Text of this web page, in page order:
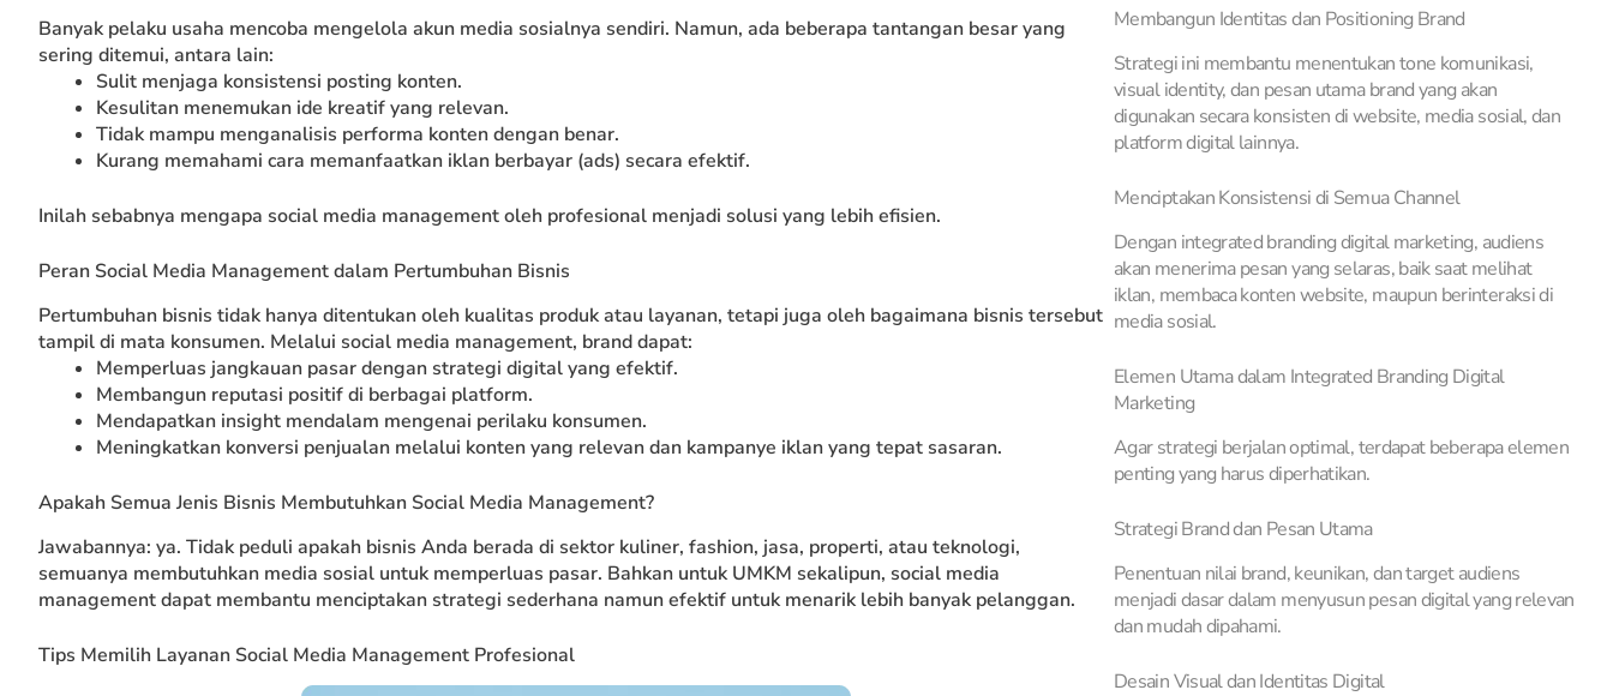
Banyak pelaku usaha mencoba mengelola akun media sosialnya sendiri. Namun, ada beberapa tantangan besar yang
sering ditemui, antara lain:
Sulit menjaga konsistensi posting konten.
Kesulitan menemukan ide kreatif yang relevan.
Tidak mampu menganalisis performa konten dengan benar.
Kurang memahami cara memanfaatkan iklan berbayar (ads) secara efektif.
Inilah sebabnya mengapa social media management oleh profesional menjadi solusi yang lebih efisien.
Peran Social Media Management dalam Pertumbuhan Bisnis
Pertumbuhan bisnis tidak hanya ditentukan oleh kualitas produk atau layanan, tetapi juga oleh bagaimana bisnis tersebut
tampil di mata konsumen. Melalui social media management, brand dapat:
Memperluas jangkauan pasar dengan strategi digital yang efektif.
Membangun reputasi positif di berbagai platform.
Mendapatkan insight mendalam mengenai perilaku konsumen.
Meningkatkan konversi penjualan melalui konten yang relevan dan kampanye iklan yang tepat sasaran.
Apakah Semua Jenis Bisnis Membutuhkan Social Media Management?
Jawabannya: ya. Tidak peduli apakah bisnis Anda berada di sektor kuliner, fashion, jasa, properti, atau teknologi,
semuanya membutuhkan media sosial untuk memperluas pasar. Bahkan untuk UMKM sekalipun, social media
management dapat membantu menciptakan strategi sederhana namun efektif untuk menarik lebih banyak pelanggan.
Tips Memilih Layanan Social Media Management Profesional
Membangun Identitas dan Positioning Brand
Strategi ini membantu menentukan tone komunikasi,
visual identity, dan pesan utama brand yang akan
digunakan secara konsisten di website, media sosial, dan
platform digital lainnya.
Menciptakan Konsistensi di Semua Channel
Dengan integrated branding digital marketing, audiens
akan menerima pesan yang selaras, baik saat melihat
iklan, membaca konten website, maupun berinteraksi di
media sosial.
Elemen Utama dalam Integrated Branding Digital
Marketing
Agar strategi berjalan optimal, terdapat beberapa elemen
penting yang harus diperhatikan.
Strategi Brand dan Pesan Utama
Penentuan nilai brand, keunikan, dan target audiens
menjadi dasar dalam menyusun pesan digital yang relevan
dan mudah dipahami.
Desain Visual dan Identitas Digital